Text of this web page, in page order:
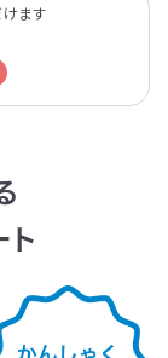
達ナビ
ます